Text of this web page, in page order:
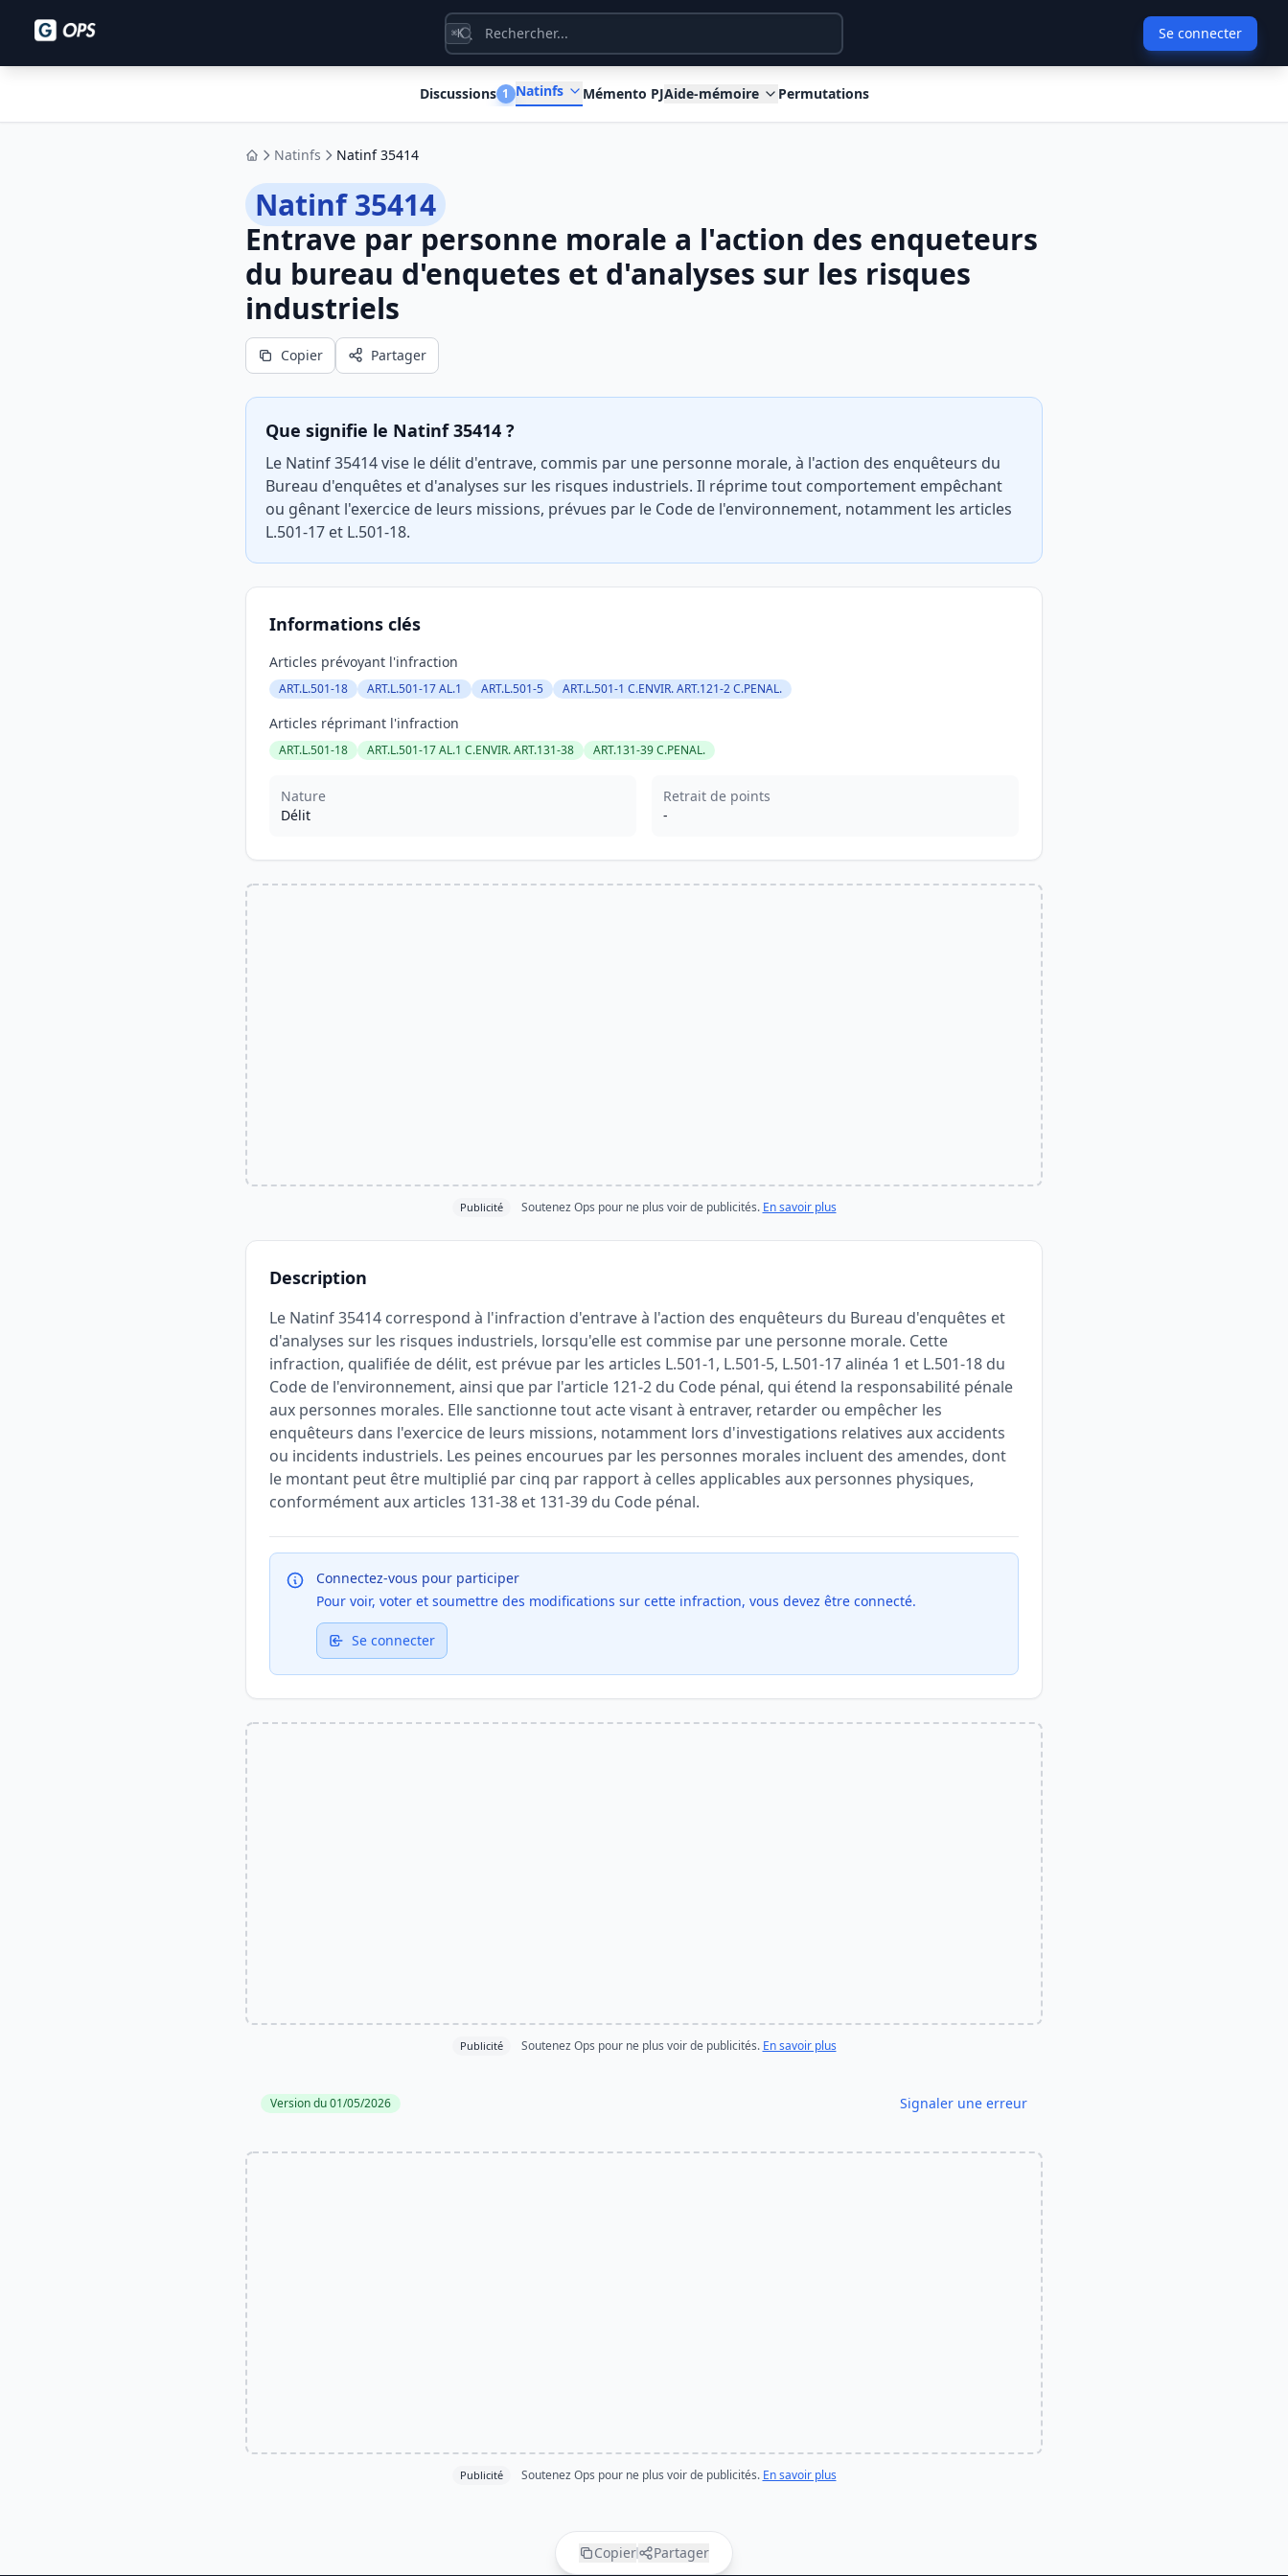
⌘K Se connecter
Discussions 1 Natinfs Mémento PJAide-mémoire Permutations
AccueilNatinfs Natinf 35414
Natinf 35414
Entrave par personne morale a l'action des enqueteurs
du bureau d'enquetes et d'analyses sur les risques
industriels
Copier Partager
Que signifie le Natinf 35414 ?
Le Natinf 35414 vise le délit d'entrave, commis par une personne morale, à l'action des enquêteurs du
Bureau d'enquêtes et d'analyses sur les risques industriels. Il réprime tout comportement empêchant
ou gênant l'exercice de leurs missions, prévues par le Code de l'environnement, notamment les articles
L.501-17 et L.501-18.
Informations clés
Articles prévoyant l'infraction
ART.L.501-18 ART.L.501-17 AL.1 ART.L.501-5 ART.L.501-1 C.ENVIR. ART.121-2 C.PENAL.
Articles réprimant l'infraction
ART.L.501-18 ART.L.501-17 AL.1 C.ENVIR. ART.131-38 ART.131-39 C.PENAL.
Nature
Délit
Retrait de points
-
Publicité Soutenez Ops pour ne plus voir de publicités. En savoir plus
Description
Le Natinf 35414 correspond à l'infraction d'entrave à l'action des enquêteurs du Bureau d'enquêtes et
d'analyses sur les risques industriels, lorsqu'elle est commise par une personne morale. Cette
infraction, qualifiée de délit, est prévue par les articles L.501-1, L.501-5, L.501-17 alinéa 1 et L.501-18 du
Code de l'environnement, ainsi que par l'article 121-2 du Code pénal, qui étend la responsabilité pénale
aux personnes morales. Elle sanctionne tout acte visant à entraver, retarder ou empêcher les
enquêteurs dans l'exercice de leurs missions, notamment lors d'investigations relatives aux accidents
ou incidents industriels. Les peines encourues par les personnes morales incluent des amendes, dont
le montant peut être multiplié par cinq par rapport à celles applicables aux personnes physiques,
conformément aux articles 131-38 et 131-39 du Code pénal.
Connectez-vous pour participer
Pour voir, voter et soumettre des modifications sur cette infraction, vous devez être connecté.
Se connecter
Publicité Soutenez Ops pour ne plus voir de publicités. En savoir plus
Version du 01/05/2026 Signaler une erreur
Publicité Soutenez Ops pour ne plus voir de publicités. En savoir plus
Copier Partager